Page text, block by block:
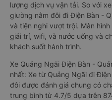
lượng dịch vụ vận tải. So với
giường nằm đôi đi Điện Bàn -
và tiện nghi vượt trội. Màn
giải trí, wifi, và nước uống và
khách suốt hành trình.
Xe Quảng Ngãi Điện Bàn -
nhất: Xe từ Quảng Ngãi đi
đôi được đánh giá chung có
trung bình từ 4.7/5 dựa trên